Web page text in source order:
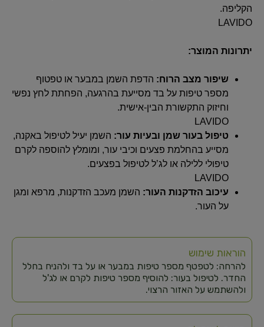
הקליפה.
LAVIDO
יתרונות המוצר:
שיפור מצב הרוח: הדפת השמן במבער או טפטוף
מספר טיפות על בד מסייעת בהרגעה, הפחתת לחץ נפשי
וחיזוק התקשורת הבין-אישית.
LAVIDO
טיפול בעור שמן ובעיות עור: השמן יעיל לטיפול באקנה,
מסייע בהחלמת פצעים וכיבי עור, ומומלץ להוספה לקרם
טיפולי ללילה או לג’ל לטיפול בפצעים.
LAVIDO
עיכוב הזדקנות העור: השמן מעכב הזדקנות, מרפא ומגן
על העור.
הוראות שימוש
להרחה: לטפטף מספר טיפות במבער או על בד ולהניח בחלל
החדר. לטיפול בעור: להוסיף מספר טיפות לקרם או לג'ל
ולהשתמש על האזור הרצוי.